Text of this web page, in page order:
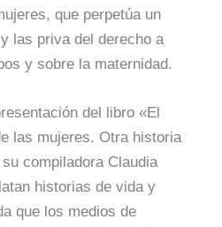
que perpetúa un
las priva del derecho a
y sobre la maternidad.
del libro «El
las mujeres. Otra historia
compiladora Claudia
historias de vida y
que los medios de